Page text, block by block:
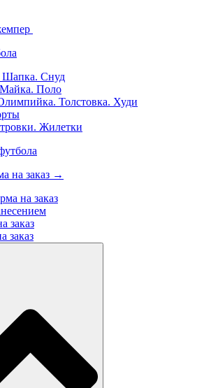
Шапка. Снуд
Поло
Толстовка. Худи
Жилетки
на заказ →
на заказ
заказ
заказ